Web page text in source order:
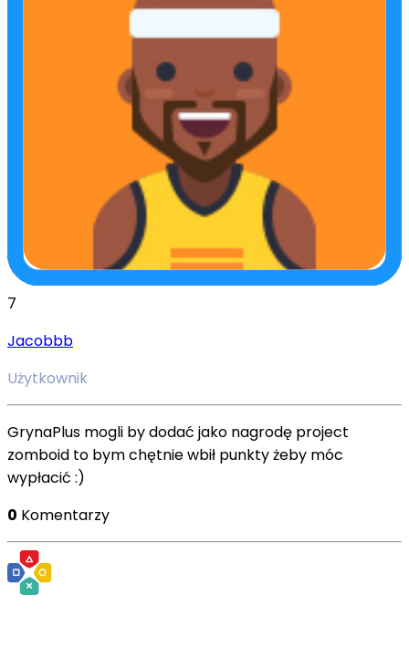
7
Jacobbb
Użytkownik
GrynaPlus mogli by dodać jako nagrodę project
zomboid to bym chętnie wbił punkty żeby móc
wypłacić :)
0 Komentarzy